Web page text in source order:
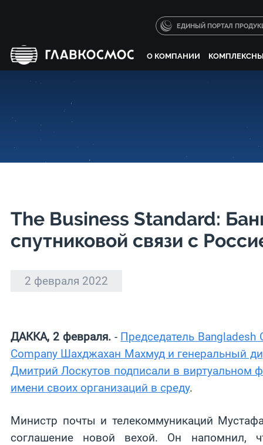
ЕДИНЫЙ ПОРТАЛ
О КОМПАНИИ
The Business Standard:
спутниковой связи с
2 февраля 2022
ДАККА, 2 февраля.- Председатель
Company Шахджахан Махмуд и генеральный
Дмитрий Лоскутов подписали в виртуальном
имени своих организаций в среду.
Министр почты и телекоммуникаций
соглашение новой вехой. Он напомнил,